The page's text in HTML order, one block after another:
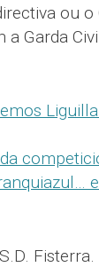
ou
Garda
Fisterra.